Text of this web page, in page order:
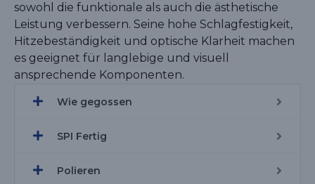
sowohl die funktionale als auch die ästhetische
Leistung verbessern. Seine hohe Schlagfestigkeit,
Hitzebeständigkeit und optische Klarheit machen
es geeignet für langlebige und visuell
ansprechende Komponenten.
Wie gegossen
SPI Fertig
Polieren